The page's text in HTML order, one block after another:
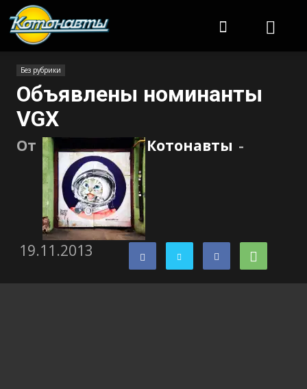
Без рубрики
Объявлены номинанты
VGX
От Котонавты -
19.11.2013